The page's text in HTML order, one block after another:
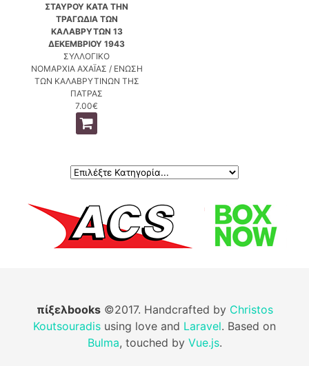
ΣΤΑΥΡΟΥ ΚΑΤΑ ΤΗΝ
ΤΡΑΓΩΔΙΑ ΤΩΝ
ΚΑΛΑΒΡΥΤΩΝ 13
ΔΕΚΕΜΒΡΙΟΥ 1943
ΣΥΛΛΟΓΙΚΟ
ΝΟΜΑΡΧΙΑ ΑΧΑΪΑΣ / ΕΝΩΣΗ
ΤΩΝ ΚΑΛΑΒΡΥΤΙΝΩΝ ΤΗΣ
ΠΑΤΡΑΣ
7.00€
πίξελbooks©2017. Handcrafted by Christos
Koutsouradis using love and Laravel. Based on
Bulma, touched by Vue.js.